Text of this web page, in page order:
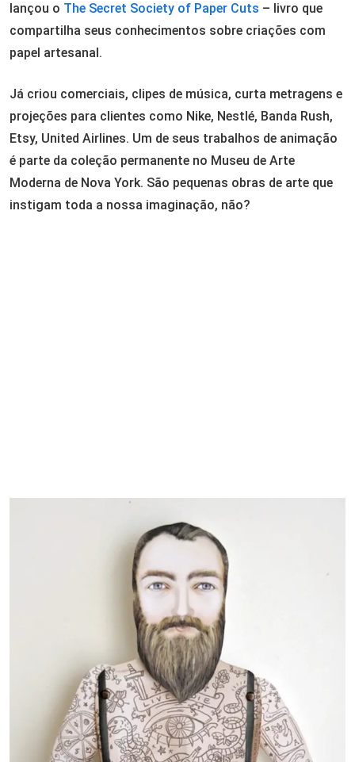
lançou o The Secret Society of Paper Cuts – livro que
compartilha seus conhecimentos sobre criações com
papel artesanal.
Já criou comerciais, clipes de música, curta metragens e
projeções para clientes como Nike, Nestlé, Banda Rush,
Etsy, United Airlines. Um de seus trabalhos de animação
é parte da coleção permanente no Museu de Arte
Moderna de Nova York. São pequenas obras de arte que
instigam toda a nossa imaginação, não?